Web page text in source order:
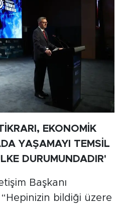
EKONOMİK
YAŞAMAYI TEMSİL
DURUMUNDADIR'
Başkanı
bildiği üzere